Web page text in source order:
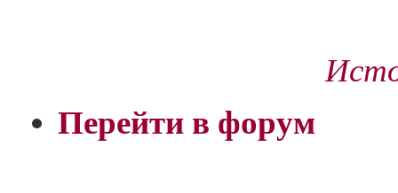
Перейти в форум